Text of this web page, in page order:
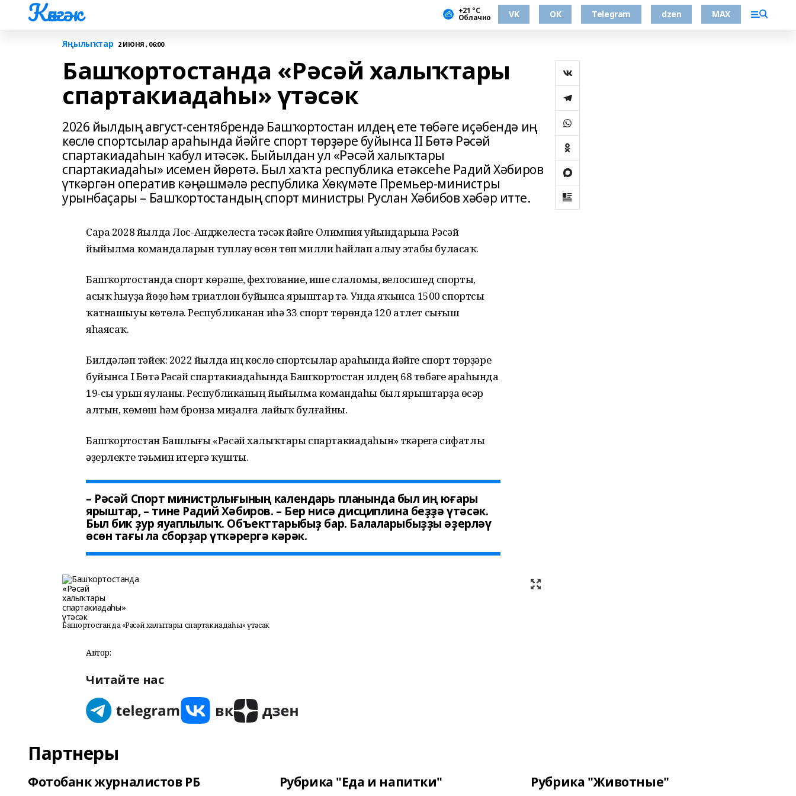
Көнгәк +21 °С
Облачно VK ОК Telegram dzen MAX
Яңылыҡтар 2 ИЮНЯ , 06:00
Башҡортостанда «Рәсәй халыҡтары
спартакиадаһы» үтәсәк
2026 йылдың август-сентябрендә Башҡортостан илдең ете төбәге иҫәбендә иң
көслө спортсылар араһында йәйге спорт төрҙәре буйынса II Бөтә Рәсәй
спартакиадаһын ҡабул итәсәк. Быйылдан ул «Рәсәй халыҡтары
спартакиадаһы» исемен йөрөтә. Был хаҡта республика етәксеһе Радий Хәбиров
үткәргән оператив кәңәшмәлә республика Хөкүмәте Премьер-министры
урынбаҫары – Башҡортостандың спорт министры Руслан Хәбибов хәбәр итте.
Сара 2028 йылда Лос-Анджелеста үтәсәк йәйге Олимпия уйындарына Рәсәй
йыйылма командаларын туплау өсөн төп милли һайлап алыу этабы буласаҡ.
Башҡортостанда спорт көрәше, фехтование, ишеү слаломы, велосипед спорты,
асыҡ һыуҙа йөҙөү һәм триатлон буйынса ярыштар үтә. Унда яҡынса 1500 спортсы
ҡатнашыуы көтөлә. Республиканан иһә 33 спорт төрөндә 120 атлет сығыш
яһаясаҡ.
Билдәләп үтәйек: 2022 йылда иң көслө спортсылар араһында йәйге спорт төрҙәре
буйынса I Бөтә Рәсәй спартакиадаһында Башҡортостан илдең 68 төбәге араһында
19-сы урын яуланы. Республиканың йыйылма командаһы был ярыштарҙа өсәр
алтын, көмөш һәм бронза миҙалға лайыҡ булғайны.
Башҡортостан Башлығы «Рәсәй халыҡтары спартакиадаһын» үткәреүгә сифатлы
әҙерлекте тәьмин итергә ҡушты.
– Рәсәй Спорт министрлығының календарь планында был иң юғары
ярыштар, – тине Радий Хәбиров. – Бер нисә дисциплина беҙҙә үтәсәк.
Был бик ҙур яуаплылыҡ. Объекттарыбыҙ бар. Балаларыбыҙҙы әҙерләү
өсөн тағы ла сборҙар үткәрергә кәрәк.
Башҡортостанда «Рәсәй халыҡтары спартакиадаһы» үтәсәк
Автор:
Читайте нас
Партнеры
Фотобанк журналистов РБ Рубрика "Еда и напитки" Рубрика "Животные"